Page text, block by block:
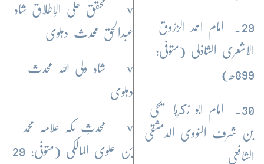
29. امام احمد الزرّوق
الاشعری الشاذلی (متوفی:
899ھ)
30. امام ابو زكريا یحی
بن شرف النووی الدمشقی
الشافعی
v محقق علی الاِطلاق شاہ
عبدالحق محدث دہلوی
v شاہ ولی اللہ محدث
دہلوی
v محدثِ مکہ علامہ محمد
بن علوی المالکی (متوفی: 29